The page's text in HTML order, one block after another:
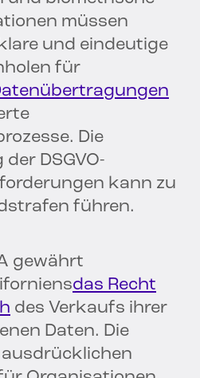
müssen
und eindeutige
für
Die
DSGVO-
kann zu
führen.
gewährt
das Recht
des Verkaufs ihrer
Daten. Die